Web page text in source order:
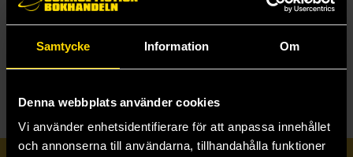
Samtycke Information Om
Denna webbplats använder cookies
Vi använder enhetsidentifierare för att anpassa innehållet
och annonserna till användarna, tillhandahålla funktioner
SAMLINGSVOLYM
TECKNA & MÅLA TECKNAD SERIE